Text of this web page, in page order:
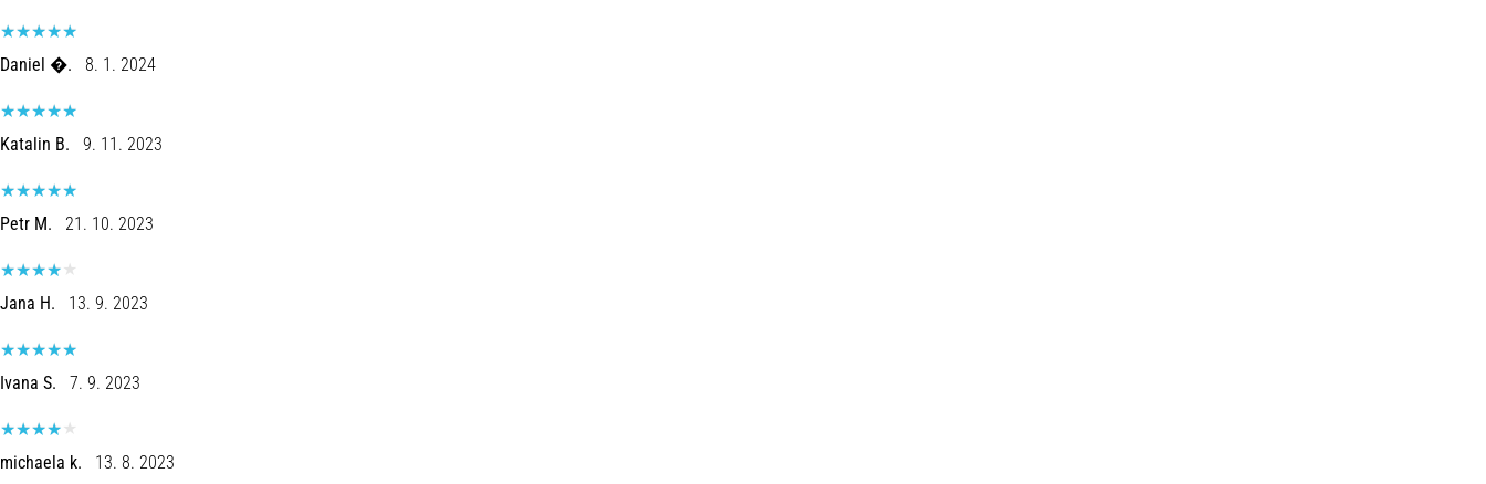
Daniel �. 8. 1. 2024
Katalin B. 9. 11. 2023
Petr M. 21. 10. 2023
Jana H. 13. 9. 2023
Ivana S. 7. 9. 2023
michaela k. 13. 8. 2023